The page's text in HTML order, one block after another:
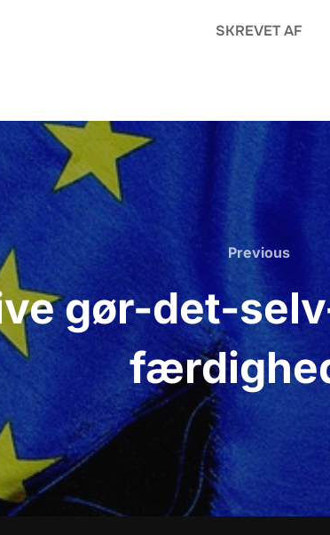
SKREVET AF
Previous
Previous
gør-det-